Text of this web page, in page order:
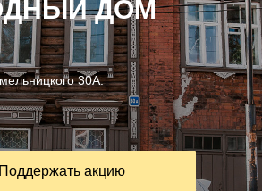
ДОМ
30А.
Поддержать акцию